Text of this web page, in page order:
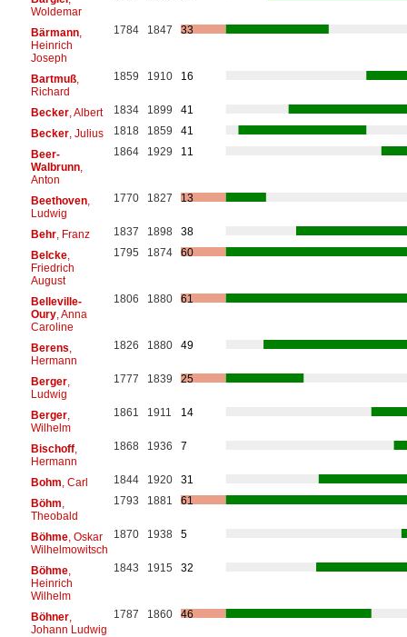
Woldemar
Bärmann,
Heinrich
Joseph
1784 1847 33
Bartmuß,
Richard
1859 1910 16
Becker, Albert 1834 1899
41
Becker, Julius 1818 1859
41
Beer-
Walbrunn,
Anton
1864 1929 11
Beethoven,
Ludwig
1770 1827 13
Behr, Franz 1837 1898
38
Belcke,
Friedrich
August
1795 1874 60
Belleville-
Oury, Anna
Caroline
1806 1880 61
Berens
Hermann
1826 1880 49
Berger,
Ludwig
1777 1839 25
Berger,
Wilhelm
1861 1911 14
Bischoff,
Hermann
1868 1936 7
Bohm , Carl 1844 1920
31
Böhm
Theobald
1793 1881 61
Böhme, Oskar
Wilhelmowitsch
1870 1938 5
Böhme,
Heinrich
Wilhelm
1843 1915 32
Böhner,
Johann Ludwig
1787 1860 46